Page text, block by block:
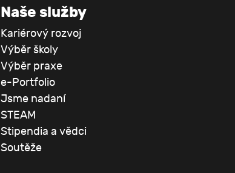
Naše služby
Kariérový rozvoj
Výběr školy
Výběr praxe
e-Portfolio
Jsme nadaní
STEAM
Stipendia a vědci
Soutěže